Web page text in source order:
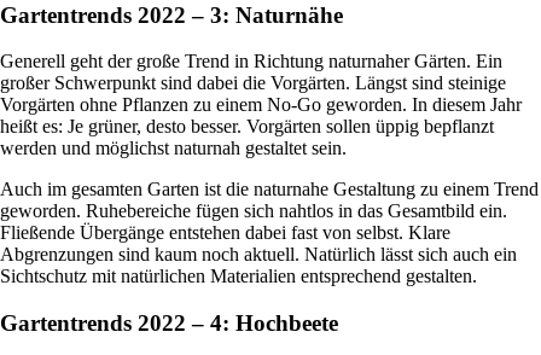
Gartentrends 2022 – 3: Naturnähe
Generell geht der große Trend in Richtung naturnaher Gärten. Ein
großer Schwerpunkt sind dabei die Vorgärten. Längst sind steinige
Vorgärten ohne Pflanzen zu einem No-Go geworden. In diesem Jahr
heißt es: Je grüner, desto besser. Vorgärten sollen üppig bepflanzt
werden und möglichst naturnah gestaltet sein.
Auch im gesamten Garten ist die naturnahe Gestaltung zu einem Trend
geworden. Ruhebereiche fügen sich nahtlos in das Gesamtbild ein.
Fließende Übergänge entstehen dabei fast von selbst. Klare
Abgrenzungen sind kaum noch aktuell. Natürlich lässt sich auch ein
Sichtschutz mit natürlichen Materialien entsprechend gestalten.
Gartentrends 2022 – 4: Hochbeete